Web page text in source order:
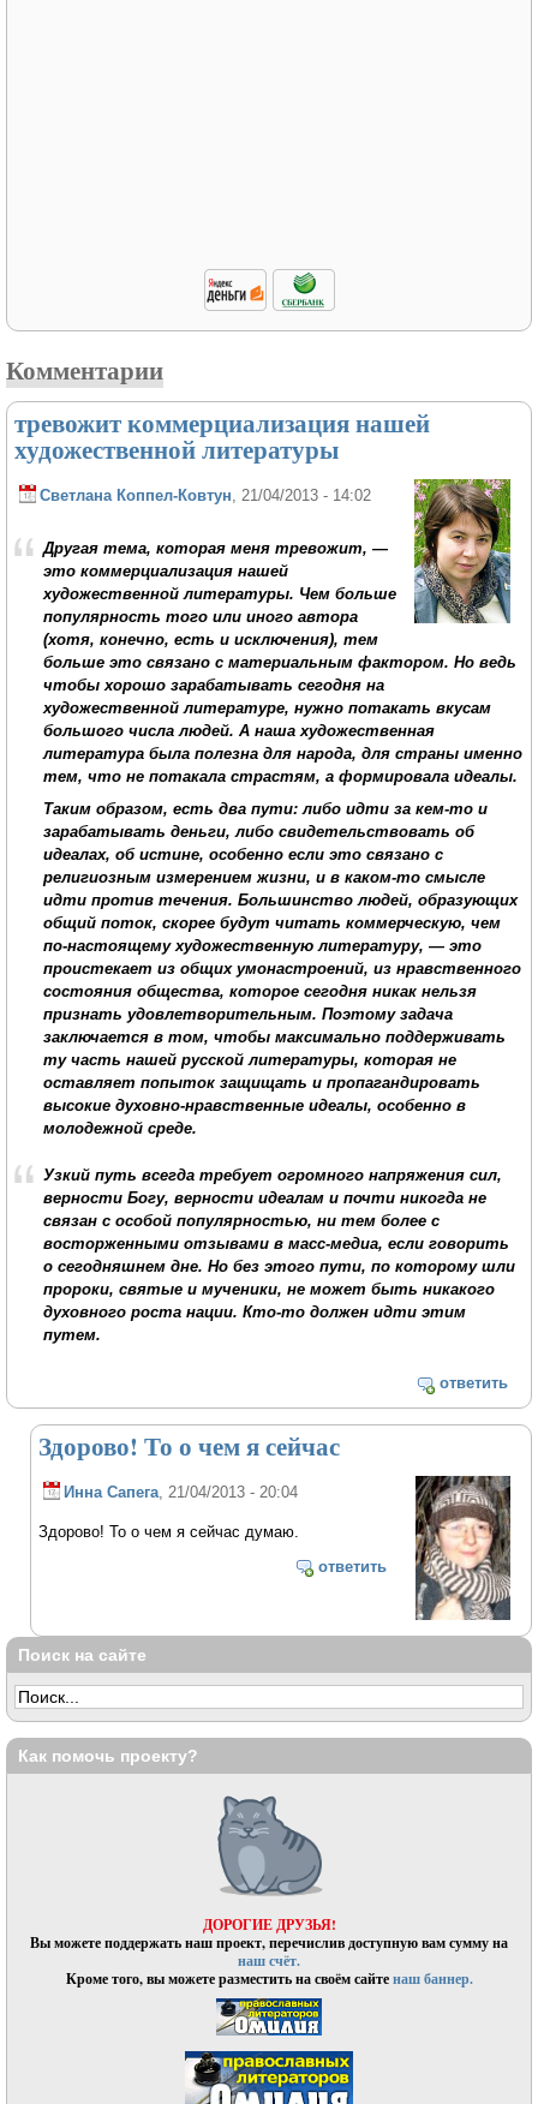
Комментарии
тревожит коммерциализация нашей
художественной литературы
Светлана Коппел-Ковтун , 21/04/2013 - 14:02
Другая тема, которая меня тревожит, —
это коммерциализация нашей
художественной литературы. Чем больше
популярность того или иного автора
(хотя, конечно, есть и исключения), тем
больше это связано с материальным фактором. Но ведь
чтобы хорошо зарабатывать сегодня на
художественной литературе, нужно потакать вкусам
большого числа людей. А наша художественная
литература была полезна для народа, для страны именно
тем, что не потакала страстям, а формировала идеалы.
Таким образом, есть два пути: либо идти за кем-то и
зарабатывать деньги, либо свидетельствовать об
идеалах, об истине, особенно если это связано с
религиозным измерением жизни, и в каком-то смысле
идти против течения. Большинство людей, образующих
общий поток, скорее будут читать коммерческую, чем
по-настоящему художественную литературу, — это
проистекает из общих умонастроений, из нравственного
состояния общества, которое сегодня никак нельзя
признать удовлетворительным. Поэтому задача
заключается в том, чтобы максимально поддерживать
ту часть нашей русской литературы, которая не
оставляет попыток защищать и пропагандировать
высокие духовно-нравственные идеалы, особенно в
молодежной среде.
Узкий путь всегда требует огромного напряжения сил,
верности Богу, верности идеалам и почти никогда не
связан с особой популярностью, ни тем более с
восторженными отзывами в масс-медиа, если говорить
о сегодняшнем дне. Но без этого пути, по которому шли
пророки, святые и мученики, не может быть никакого
духовного роста нации. Кто-то должен идти этим
путем.
ответить
Здорово! То о чем я сейчас
Инна Сапега, 21/04/2013 - 20:04
Здорово! То о чем я сейчас думаю.
ответить
Поиск на сайте
Как помочь проекту?
ДОРОГИЕ ДРУЗЬЯ!
Вы можете поддержать наш проект, перечислив доступную вам сумму на
наш счёт.
Кроме того, вы можете разместить на своём сайтенаш баннер.